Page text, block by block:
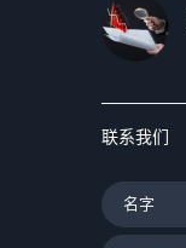
联系我们